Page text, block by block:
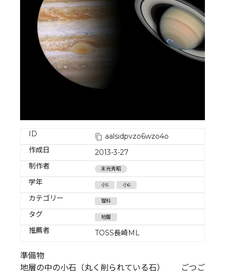
ID
aalsidpvzo6wzo4o
作成日
2013-3-27
制作者
末光秀昭
学年 小5 小6
カテゴリー 理科
タグ 地層
推薦者 TOSS長崎ML
準備物
地層の中の小石（丸く削られている石） ごつご